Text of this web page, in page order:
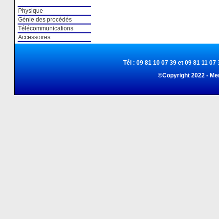
Physique
Génie des procédés
Télécommunications
Accessoires
Tél : 09 81 10 07 39 et 09 81 11
©Copyright 2022 -